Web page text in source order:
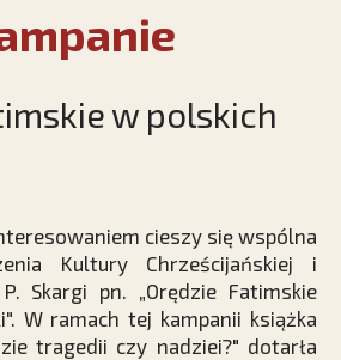
w polskich
cieszy się wspólna
Kultury Chrześcijańskiej i
Skargi pn. „Orędzie Fatimskie
W ramach tej kampanii książka
tragedii czy nadziei?" dotarła